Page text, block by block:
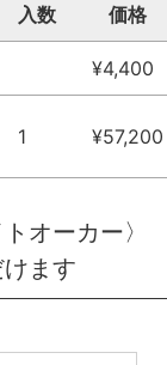
入数 価格
¥4,400
1 ¥57,200
オーカー
ます